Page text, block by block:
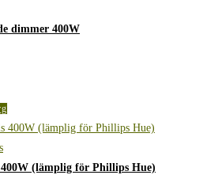
dimmer 400W
(lämplig för Phillips Hue)